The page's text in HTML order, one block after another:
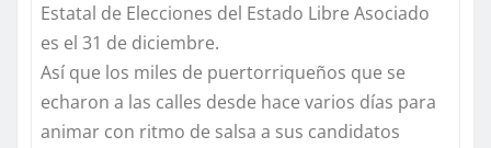
Estatal de Elecciones del Estado Libre Asociado
es el 31 de diciembre.
Así que los miles de puertorriqueños que se
echaron a las calles desde hace varios días para
animar con ritmo de salsa a sus candidatos